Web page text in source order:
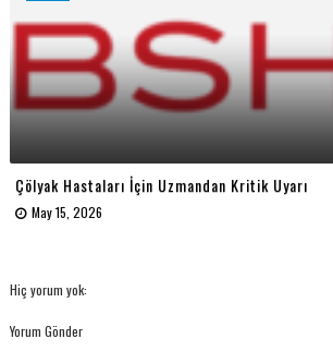
Çölyak Hastaları İçin Uzmandan Kritik Uyarı
May 15, 2026
Hiç yorum yok:
Yorum Gönder